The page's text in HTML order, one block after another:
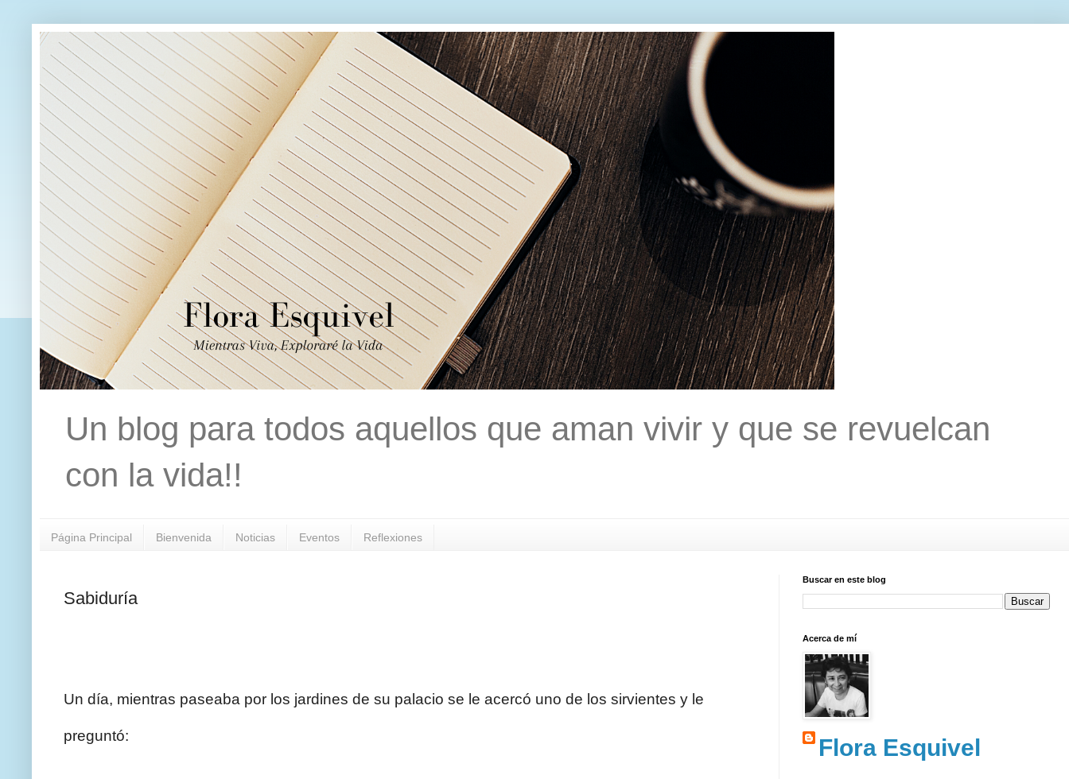
Un blog para todos aquellos que aman vivir y que se revuelcan
con la vida!!
Página Principal Bienvenida Noticias Eventos Reflexiones
Sabiduría
Un día, mientras paseaba por los jardines de su palacio se le acercó uno de los sirvientes y le
preguntó:
Buscar en este blog
Acerca de mí
Flora Esquivel